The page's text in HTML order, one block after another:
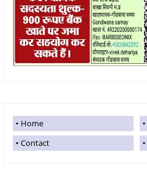
Home
Contact